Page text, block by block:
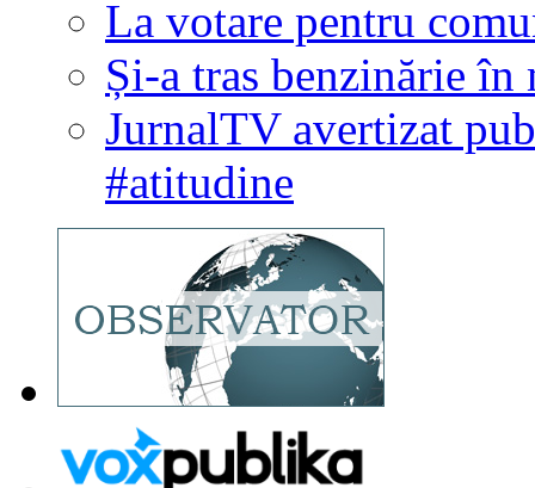
La votare pentru
Și-a tras benzinărie
JurnalTV avertizat
#atitudine